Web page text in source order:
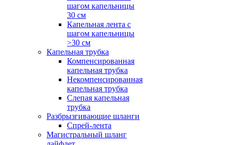
шагом капельницы
30 см
Капельная лента с
шагом капельницы
>30 см
Капельная трубка
Компенсированная
капельная трубка
Некомпенсированная
капельная трубка
Слепая капельная
трубка
Разбрызгивающие шланги
Спрей-лента
Магистральный шланг